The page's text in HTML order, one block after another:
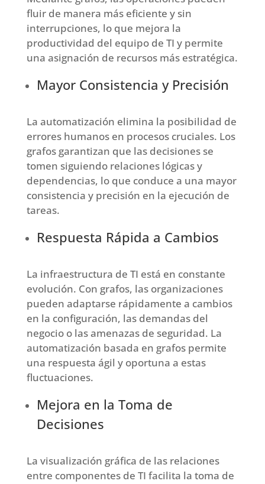
fluir de manera más eficiente y sin
interrupciones, lo que mejora la
productividad del equipo de TI y permite
una asignación de recursos más estratégica.
Mayor Consistencia y Precisión
La automatización elimina la posibilidad de
errores humanos en procesos cruciales. Los
grafos garantizan que las decisiones se
tomen siguiendo relaciones lógicas y
dependencias, lo que conduce a una mayor
consistencia y precisión en la ejecución de
tareas.
Respuesta Rápida a Cambios
La infraestructura de TI está en constante
evolución. Con grafos, las organizaciones
pueden adaptarse rápidamente a cambios
en la configuración, las demandas del
negocio o las amenazas de seguridad. La
automatización basada en grafos permite
una respuesta ágil y oportuna a estas
fluctuaciones.
Mejora en la Toma de
Decisiones
La visualización gráfica de las relaciones
entre componentes de TI facilita la toma de